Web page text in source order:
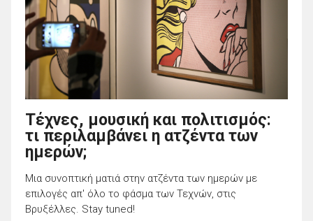
Τέχνες, μουσική και πολιτισμός:
τι περιλαμβάνει η ατζέντα των
ημερών;
Μια συνοπτική ματιά στην ατζέντα των ημερών με
επιλογές απ' όλο το φάσμα των Τεχνών, στις
Βρυξέλλες. Stay tuned!